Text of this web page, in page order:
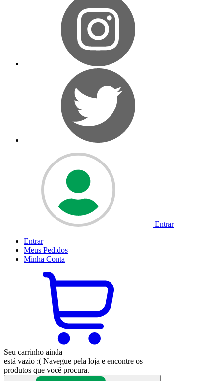
Entrar
Entrar
Meus Pedidos
Minha Conta
Seu carrinho ainda
está vazio :( Navegue pela loja e encontre os
produtos que você procura.